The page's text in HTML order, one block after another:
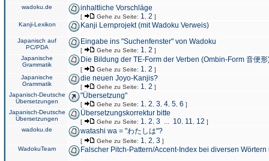
wadoku.de inhaltliche Vorschläge
[ Gehe zu Seite: 1 2 ]
Kanji-Lexikon
Kanji Lernprojekt (mit Wadoku Verweis)
Japanisch auf
PC/PDA
Eingabe ins "Suchenfenster" von Wadoku
[ Gehe zu Seite: 1 2 ]
Japanische
Grammatik
Die Bildung der TE-Form der Verben (Ombin-Form 音便形
[ Gehe zu Seite: 1 2 ]
Japanische
Grammatik
die neuen Joyo-Kanjis?
[ Gehe zu Seite: 1 2 ]
Japanisch-Deutsche
Übersetzungen
"Übersetzung"
[ Gehe zu Seite: 1 2 3 4 5 6 ]
Japanisch-Deutsche
Übersetzungen
Übersetzungskorrektur bitte
[ Gehe zu Seite: 1 2 3 10 11 12 ]
wadoku.de
watashi wa = "わたしは"?
[ Gehe zu Seite: 1 2 3 ]
WadokuTeam
Falscher Pitch-Pattern/Accent-Index bei diversen